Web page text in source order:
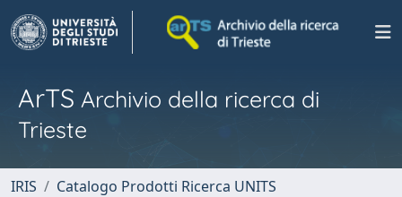
ArTS Archivio della ricerca di
Trieste
IRIS
Catalogo Prodotti Ricerca UNITS